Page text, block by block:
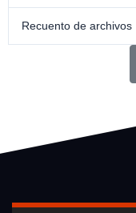
Recuento de archivos